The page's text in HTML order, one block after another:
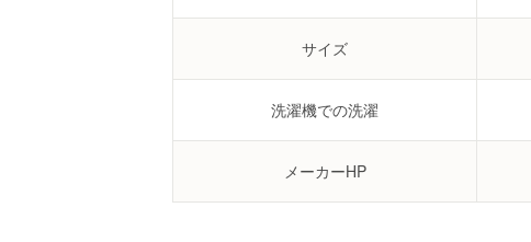
サイズ
洗濯機での洗濯
メーカーHP